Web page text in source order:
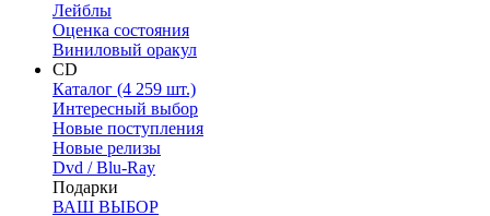
Лейблы
Оценка состояния
Виниловый оракул
CD
Каталог (4 259 шт.)
Интересный выбор
Новые поступления
Новые релизы
Dvd / Blu-Ray
Подарки
ВАШ ВЫБОР